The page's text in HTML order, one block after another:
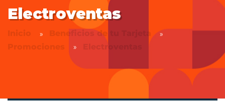
Electroventas
Inicio
Beneficios de tu Tarjeta
Promociones
Electroventas